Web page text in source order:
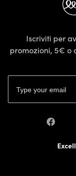
Iscriviti per
promozioni, 5€ o
Facebook